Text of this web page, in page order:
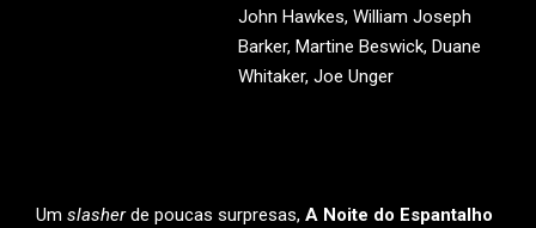
John Hawkes, William Joseph
Barker, Martine Beswick, Duane
Whitaker, Joe Unger
Um slasherde poucas surpresas, A Noite do Espantalho